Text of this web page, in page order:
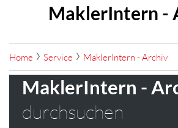
MaklerIntern -
Home Service MaklerIntern - Archiv
MaklerIntern -
durchsuchen